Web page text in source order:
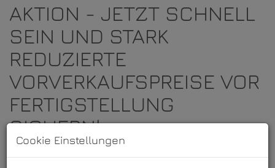
AKTION - JETZT SCHNELL
SEIN UND STARK
REDUZIERTE
VORVERKAUFSPREISE VOR
FERTIGSTELLUNG
SICHERN!
NEUBAUPROJEKT – Jakob-Fuchs-Gasse 2, 2345 Brunn
Cookie Einstellungen